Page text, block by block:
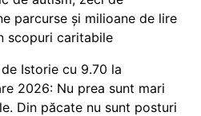
parcurse și milioane de lire
scopuri caritabile
Istorie cu 9.70 la
2026: Nu prea sunt mari
Din păcate nu sunt posturi